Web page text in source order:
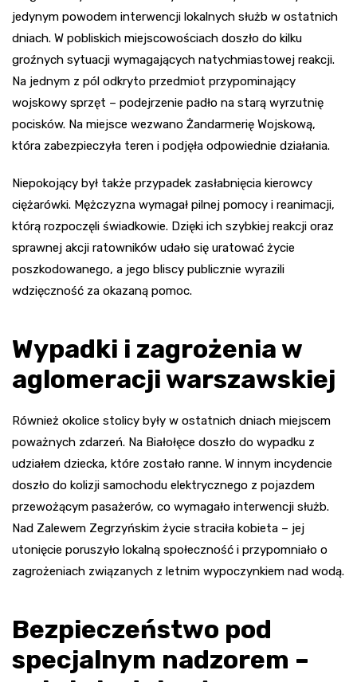
jedynym powodem interwencji lokalnych służb w ostatnich
dniach. W pobliskich miejscowościach doszło do kilku
groźnych sytuacji wymagających natychmiastowej reakcji.
Na jednym z pól odkryto przedmiot przypominający
wojskowy sprzęt – podejrzenie padło na starą wyrzutnię
pocisków. Na miejsce wezwano Żandarmerię Wojskową,
która zabezpieczyła teren i podjęła odpowiednie działania.
Niepokojący był także przypadek zasłabnięcia kierowcy
ciężarówki. Mężczyzna wymagał pilnej pomocy i reanimacji,
którą rozpoczęli świadkowie. Dzięki ich szybkiej reakcji oraz
sprawnej akcji ratowników udało się uratować życie
poszkodowanego, a jego bliscy publicznie wyrazili
wdzięczność za okazaną pomoc.
Wypadki i zagrożenia w
aglomeracji warszawskiej
Również okolice stolicy były w ostatnich dniach miejscem
poważnych zdarzeń. Na Białołęce doszło do wypadku z
udziałem dziecka, które zostało ranne. W innym incydencie
doszło do kolizji samochodu elektrycznego z pojazdem
przewożącym pasażerów, co wymagało interwencji służb.
Nad Zalewem Zegrzyńskim życie straciła kobieta – jej
utonięcie poruszyło lokalną społeczność i przypomniało o
zagrożeniach związanych z letnim wypoczynkiem nad wodą.
Bezpieczeństwo pod
specjalnym nadzorem –